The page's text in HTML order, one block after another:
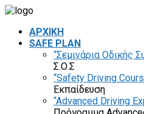
ΑΡΧΙΚΗ
SAFE PLAN
“Σεμινάρια Οδικής
Σ.Ο.Σ
“Safety Driving
Εκπαίδευση
“Advanced Driving